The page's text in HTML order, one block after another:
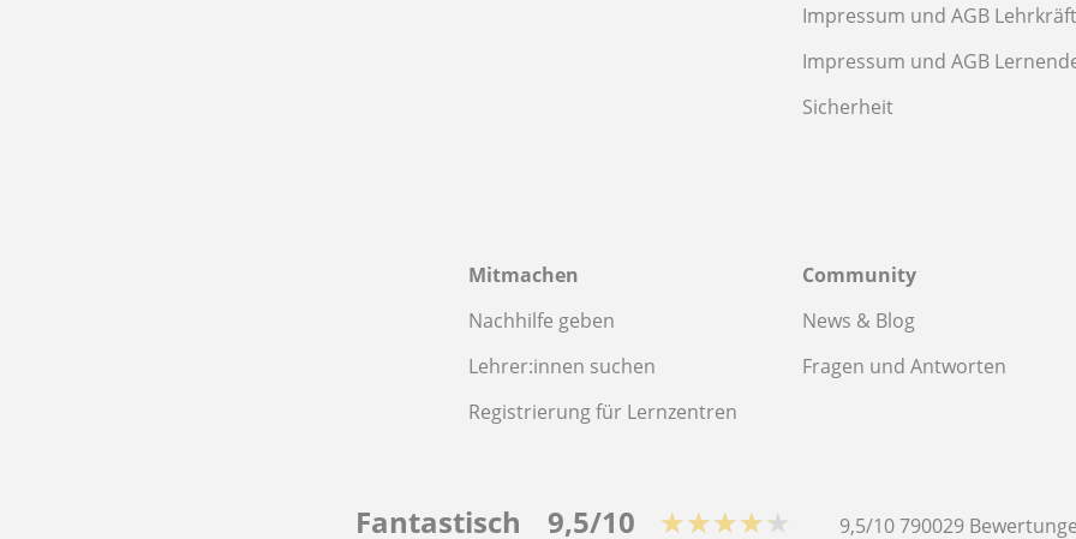
Impressum und AGB
Impressum und AGB
Sicherheit
Mitmachen
Nachhilfe geben
Lehrer:innen suchen
Registrierung für Lernzentren
Community
News & Blog
Fragen und Antworten
Fantastisch 9,5/10 ★★★★★ 9,5/10790029